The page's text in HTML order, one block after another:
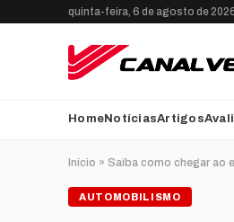
Ir para o conteúdoquinta-feira, 6 de agosto de
HomeNotíciasArtigos
Início » Saiba como chegar ao
AUTOMOBILISMO